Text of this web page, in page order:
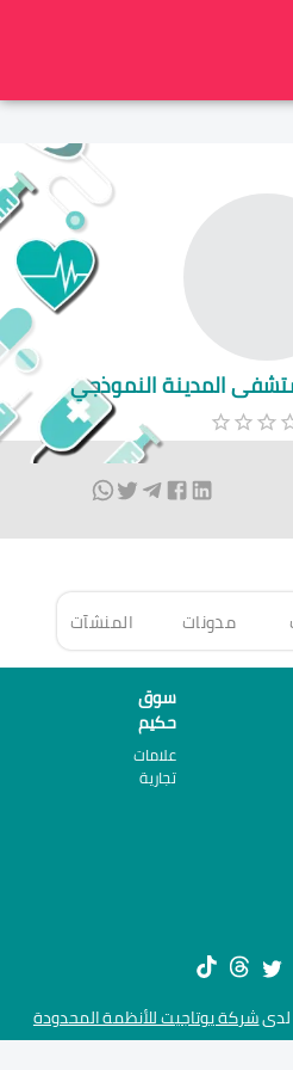
المدينة النموذجي
مدونات المنشآت
سوق
حكيم
علامات
تجارية
شركة يوتاجيت للأنظمة المحدودة